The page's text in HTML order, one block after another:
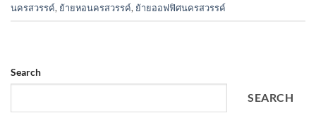
นครสวรรค์, ย้ายหอนครสวรรค์, ย้ายออฟฟิศนครสวรรค์
Search
SEARCH